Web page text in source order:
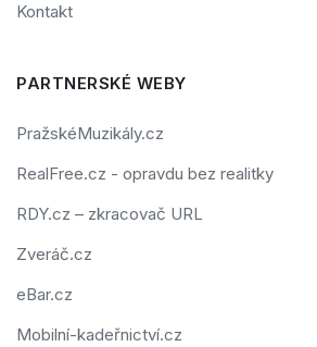
Kontakt
PARTNERSKÉ WEBY
PražskéMuzikály.cz
RealFree.cz - opravdu bez realitky
RDY.cz – zkracovač URL
Zveráč.cz
eBar.cz
Mobilní-kadeřnictví.cz